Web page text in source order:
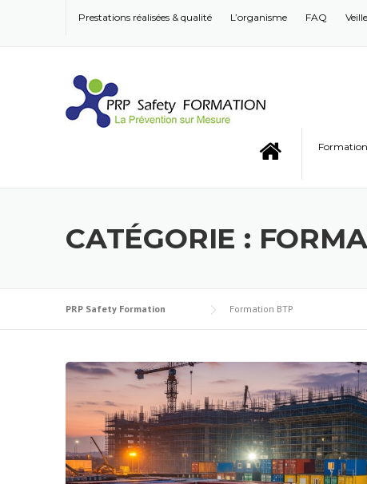
Prestations réalisées & qualité L’organisme FAQ
CATÉGORIE :
PRP Safety Formation Formation BTP